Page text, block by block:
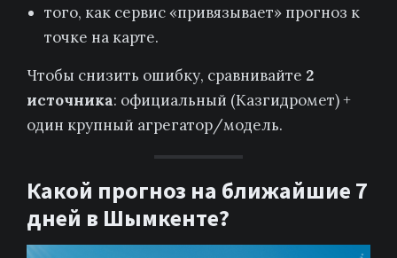
того, как сервис «привязывает» прогноз к
точке на карте.
Чтобы снизить ошибку, сравнивайте 2
источника: официальный (Казгидромет) +
один крупный агрегатор/модель.
Какой прогноз на ближайшие 7
дней в Шымкенте?